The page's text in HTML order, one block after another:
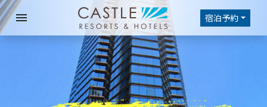
menu 宿泊予約